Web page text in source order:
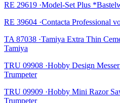
RE 29619 ·Model-Set Plus
RE 39604 ·Contacta Professional
TA 87038 ·Tamiya Extra Thin
Tamiya
TRU 09908 ·Hobby Design
Trumpeter
TRU 09909 ·Hobby Mini Razor
Trumpeter